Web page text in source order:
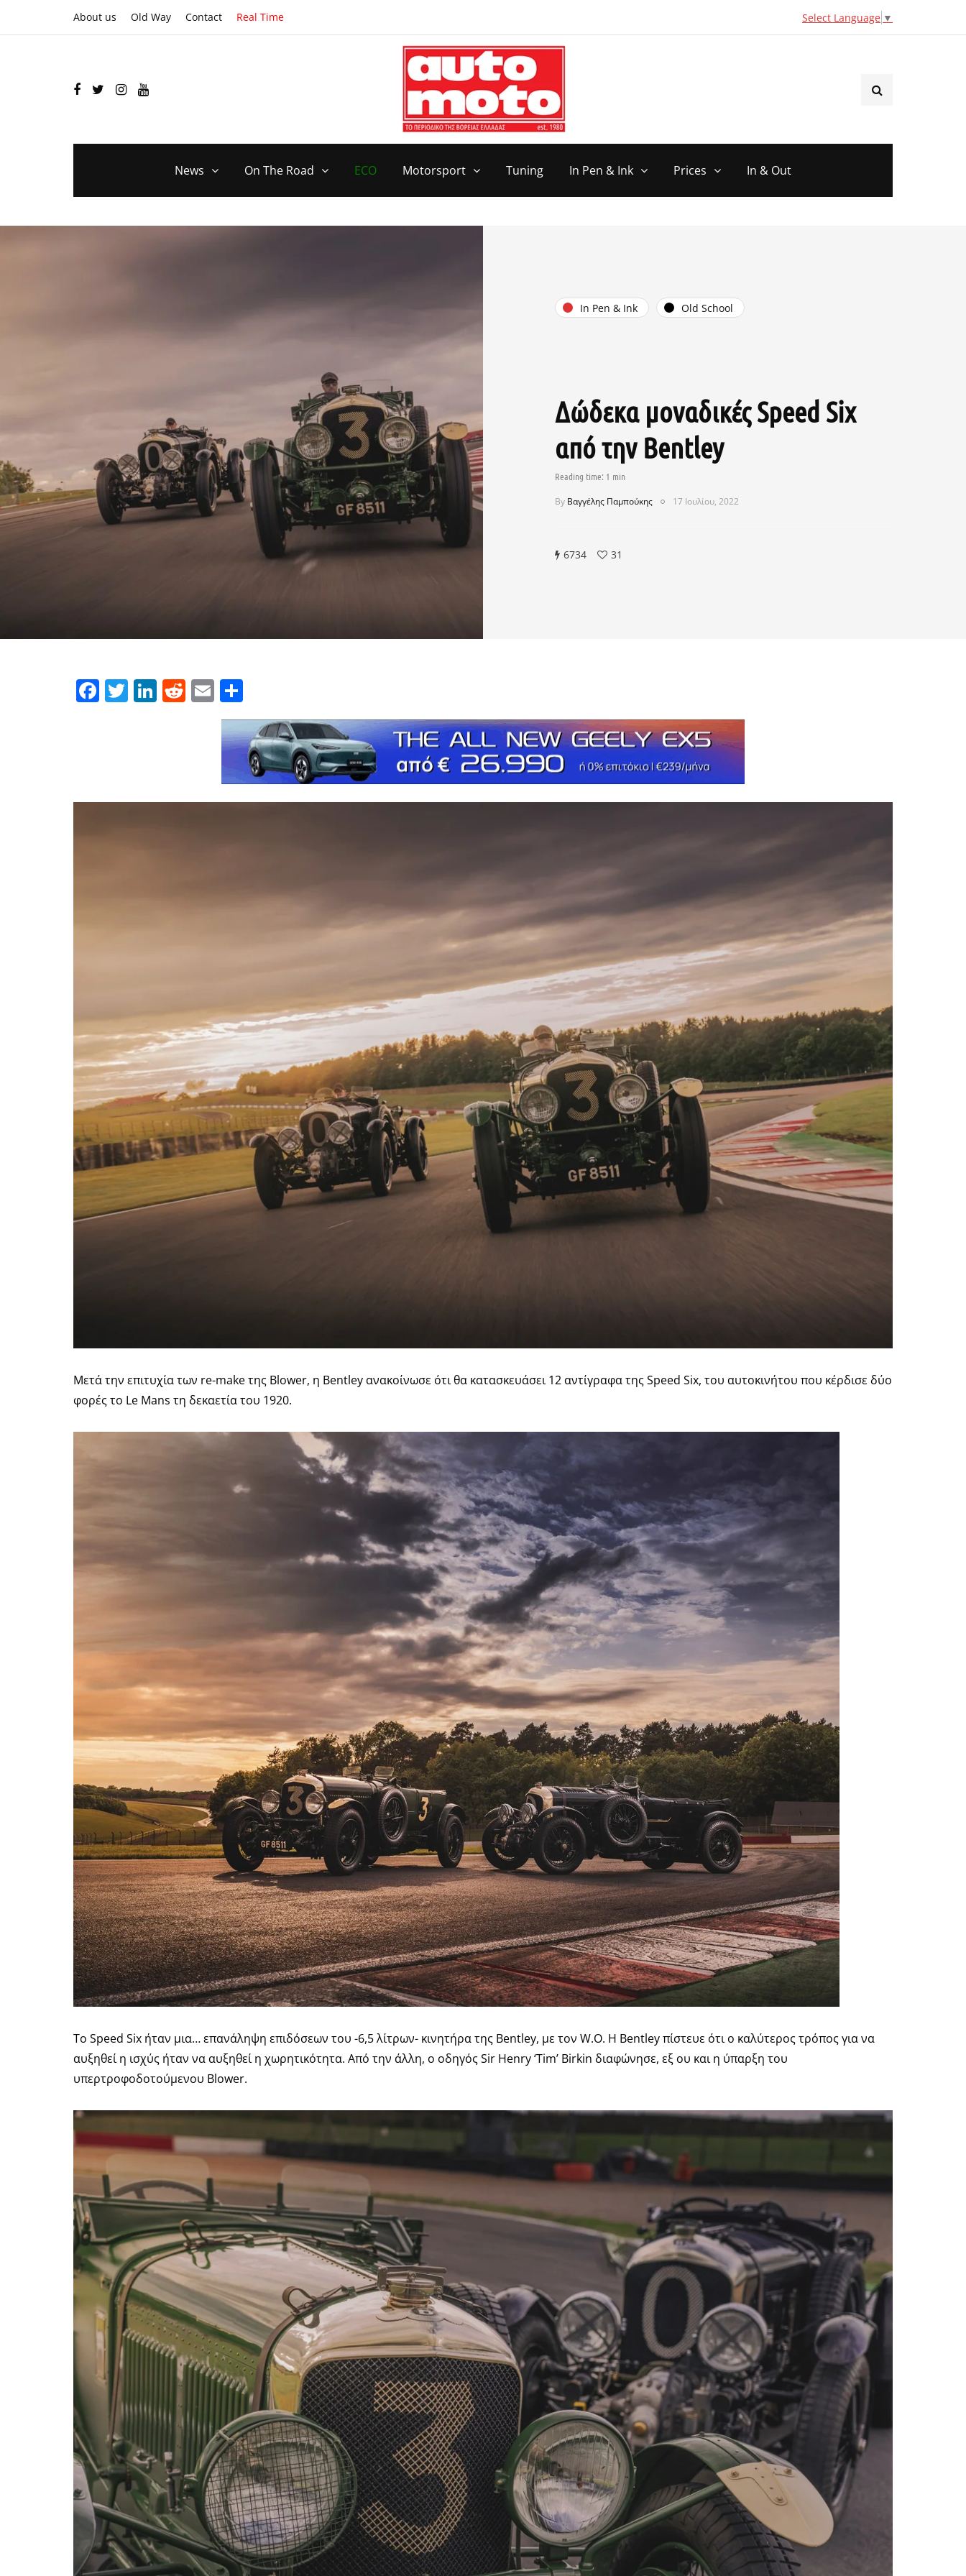
About us Old Way Contact Real Time Select Language ▼
News On The Road ECO Motorsport Tuning In Pen & Ink Prices In & Out
In Pen & Ink Old School
Δώδεκα μοναδικές Speed Six
από την Bentley
By Βαγγέλης Παμπούκης 17 Ιουλίου, 2022
6734 31
Facebook
Twitter
LinkedIn
Reddit
Email
Μετά την επιτυχία των re-make της Blower, η Bentley ανακοίνωσε ότι θα κατασκευάσει 12 αντίγραφα της Speed ​​Six, του αυτοκινήτου που κέρδισε δύο
φορές το Le Mans τη δεκαετία του 1920.
Το Speed ​​Six ήταν μια… επανάληψη επιδόσεων του -6,5 λίτρων- κινητήρα της Bentley, με τον W.O. Η Bentley πίστευε ότι ο καλύτερος τρόπος για να
αυξηθεί η ισχύς ήταν να αυξηθεί η χωρητικότητα. Από την άλλη, ο οδηγός Sir Henry ‘Tim’ Birkin διαφώνησε, εξ ου και η ύπαρξη του
υπερτροφοδοτούμενου Blower.